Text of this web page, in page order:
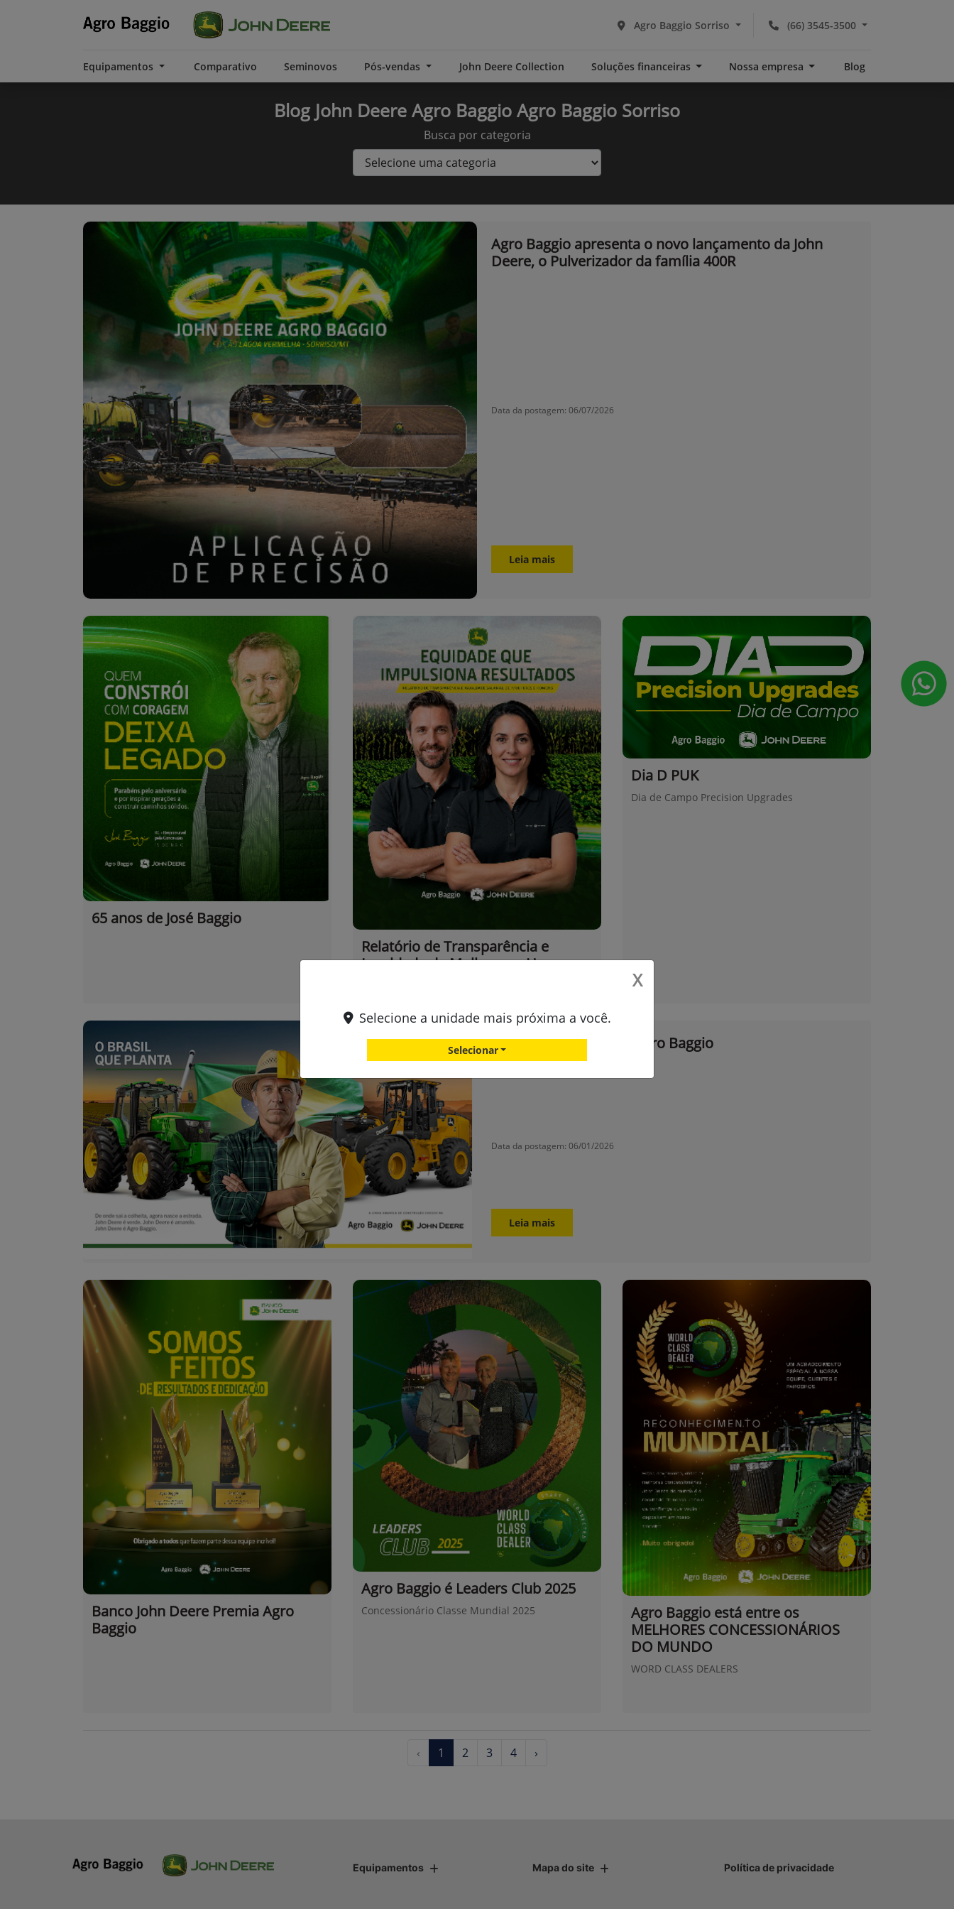
(66) 3545-3500
Agro Baggio Sorriso
Equipamentos Comparativo Seminovos Pós-vendas John Deere Collection Soluções financeiras Nossa empresa Blog
Blog John Deere Agro Baggio Agro Baggio Sorriso
Busca por categoria
Agro Baggio apresenta o novo lançamento da John
Deere, o Pulverizador da família 400R
Leia mais
Data da postagem: 06/07/2026
65 anos de José Baggio
Relatório de Transparência e
Igualdade de Mulheres e Homens
Dia D PUK
Dia de Campo Precision Upgrades
Novo Institucional da Agro Baggio
Desde 1983 acreditando em gente
Leia mais
Data da postagem: 06/01/2026
Banco John Deere Premia Agro
Baggio
Agro Baggio é Leaders Club 2025
Concessionário Classe Mundial 2025
Agro Baggio está entre os
MELHORES CONCESSIONÁRIOS
DO MUNDO
WORD CLASS DEALERS
‹ 1 2 3 4 ›
Equipamentos Mapa do site Política de privacidade
X
Selecione a unidade mais próxima a você.
Selecionar